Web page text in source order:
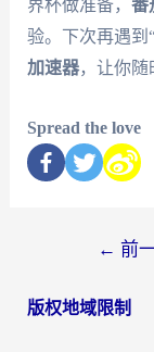
界杯做准备， 番
验。下次再遇到
加速器，让你随
Spread the love
← 前
版权地域限制